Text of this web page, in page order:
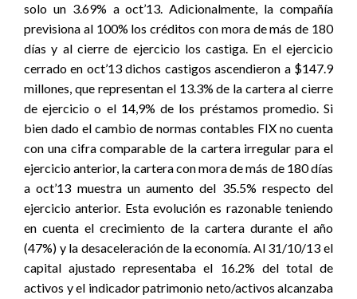
solo un 3.69% a oct’13. Adicionalmente, la compañía
previsiona al 100% los créditos con mora de más de 180
días y al cierre de ejercicio los castiga. En el ejercicio
cerrado en oct’13 dichos castigos ascendieron a $147.9
millones, que representan el 13.3% de la cartera al cierre
de ejercicio o el 14,9% de los préstamos promedio. Si
bien dado el cambio de normas contables FIX no cuenta
con una cifra comparable de la cartera irregular para el
ejercicio anterior, la cartera con mora de más de 180 días
a oct’13 muestra un aumento del 35.5% respecto del
ejercicio anterior. Esta evolución es razonable teniendo
en cuenta el crecimiento de la cartera durante el año
(47%) y la desaceleración de la economía. Al 31/10/13 el
capital ajustado representaba el 16.2% del total de
activos y el indicador patrimonio neto/activos alcanzaba